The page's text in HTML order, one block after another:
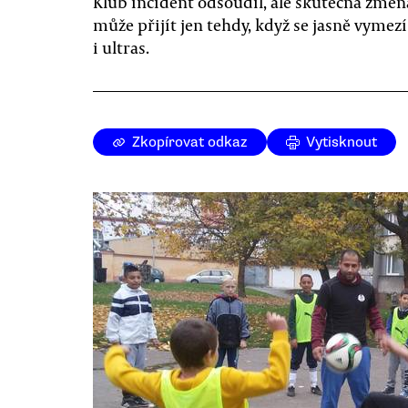
může přijít jen tehdy, když se jasně vymezí
i ultras.
Zkopírovat odkaz Vytisknout